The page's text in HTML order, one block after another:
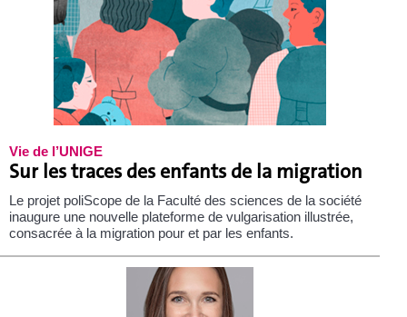
Vie de l’UNIGE
Sur les traces des enfants de la migration
Le projet poliScope de la Faculté des sciences de la société
inaugure une nouvelle plateforme de vulgarisation illustrée,
consacrée à la migration pour et par les enfants.